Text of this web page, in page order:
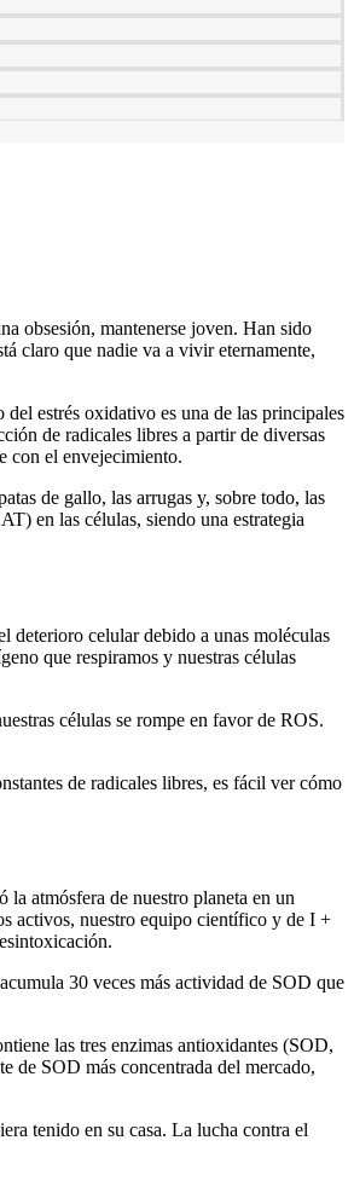
obsesión, mantenerse joven. Han sido
claro que nadie va a vivir eternamente,
estrés oxidativo es una de las principales
de radicales libres a partir de diversas
con el envejecimiento.
de gallo, las arrugas y, sobre todo, las
en las células, siendo una estrategia
deterioro celular debido a unas moléculas
que respiramos y nuestras células
células se rompe en favor de ROS.
de radicales libres, es fácil ver cómo
atmósfera de nuestro planeta en un
activos, nuestro equipo científico y de I +
30 veces más actividad de SOD que
las tres enzimas antioxidantes (SOD,
de SOD más concentrada del mercado,
tenido en su casa. La lucha contra el